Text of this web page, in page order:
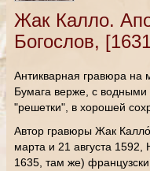
Жак Калло.
Богослов,
Антикварная гравюра на
Бумага верже, с водными
"решетки", в хорошей
Автор гравюры Жак
марта и 21 августа
1635, там же)